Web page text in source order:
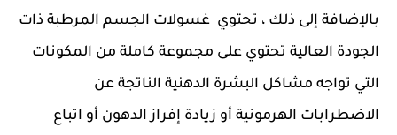
بالإضافة إلى ذلك ، تحتوي غسولات الجسم المرطبة ذات
الجودة العالية تحتوي على مجموعة كاملة من المكونات
التي تواجه مشاكل البشرة الدهنية الناتجة عن
الاضطرابات الهرمونية أو زيادة إفراز الدهون أو اتباع